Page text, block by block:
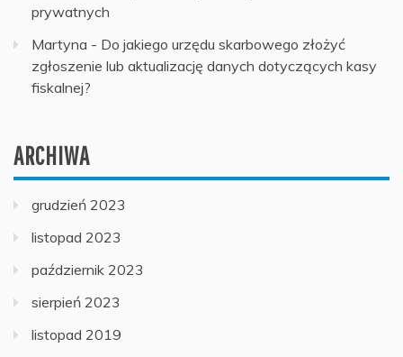
prywatnych
Martyna - Do jakiego urzędu skarbowego złożyć
zgłoszenie lub aktualizację danych dotyczących kasy
fiskalnej?
ARCHIWA
grudzień 2023
listopad 2023
październik 2023
sierpień 2023
listopad 2019